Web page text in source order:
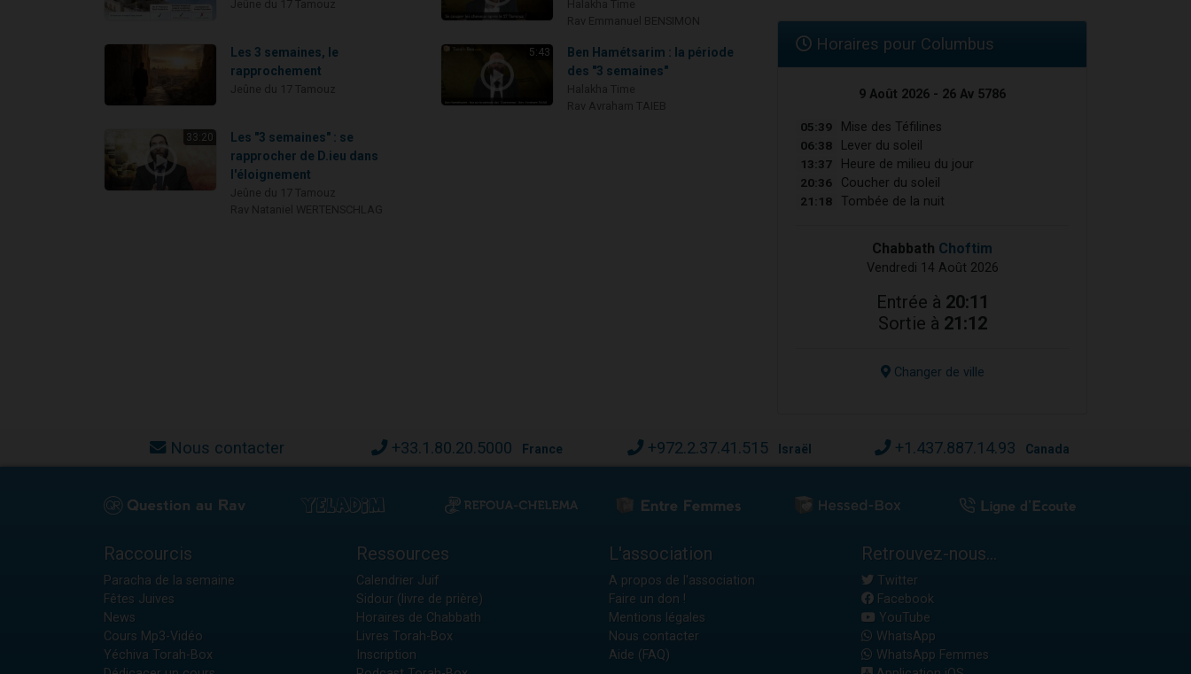
Les 3 semaines, le
rapprochement
5:43
Ben Hamétsarim : la période
des "3 semaines"
33:20
Les "3 semaines" : se
rapprocher de D.ieu dans
l'éloignement
Horaires pour Columbus
9 Août 2026 - 26 Av 5786
05:39 Mise des Téfilines
06:38 Lever du soleil
13:37 Heure de milieu du jour
20:36 Coucher du soleil
21:18 Tombée de la nuit
Chabbath Choftim
Vendredi 14 Août 2026
Entrée à 20:11
Sortie à 21:12
Changer de ville
Nous contacter +33.1.80.20.5000 France +972.2.37.41.515 Israël +1.437.887.14.93 Canada
Raccourcis
Paracha de la semaine
Fêtes Juives
News
Cours Mp3-Vidéo
Yéchiva Torah-Box
Ressources
Calendrier Juif
Sidour (livre de prière)
Horaires de Chabbath
Livres Torah-Box
Inscription
L'association
A propos de l'association
Faire un don !
Mentions légales
Nous contacter
Aide (FAQ)
Retrouvez-nous...
Twitter
Facebook
YouTube
WhatsApp
WhatsApp Femmes